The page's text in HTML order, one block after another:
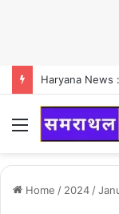
Menu
Home / 2024/